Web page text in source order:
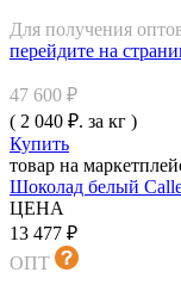
Для получения
перейдите на
47 600 ₽
( 2 040 ₽. за кг )
Купить
товар на
Шоколад белый
ЦЕНА
13 477 ₽
ОПТ